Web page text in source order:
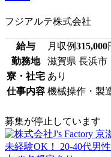
フジアルテ株式会社
給与 月収例315,000
勤務地
滋賀県 長浜市
寮・社宅 あり
仕事内容 機械操作・製
募集が停止しています